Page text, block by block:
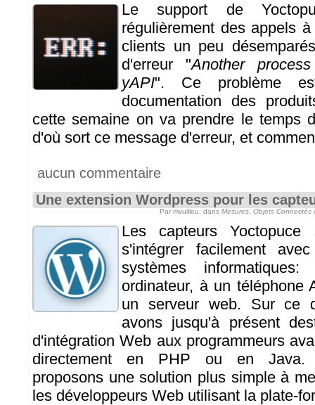
Le support de
régulièrement des appels
clients un peu
d'erreur "Another
yAPI". Ce problème
documentation des
cette semaine on va prendre le temps
d'où sort ce message d'erreur, et
aucun commentaire
Une extension Wordpress pour les
Par mvuilleu, dans Mesures, Objets Connectés
Les capteurs
s'intégrer facilement
systèmes
ordinateur, à un téléphone
un serveur web. Sur ce
avons jusqu'à présent
d'intégration Web aux programmeurs
directement en PHP ou en Java.
proposons une solution plus simple à
les développeurs Web utilisant la plate-